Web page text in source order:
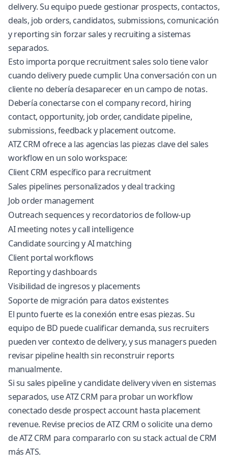
delivery. Su equipo puede gestionar prospects, contactos,
deals, job orders, candidatos, submissions, comunicación
y reporting sin forzar sales y recruiting a sistemas
separados.
Esto importa porque recruitment sales solo tiene valor
cuando delivery puede cumplir. Una conversación con un
cliente no debería desaparecer en un campo de notas.
Debería conectarse con el company record, hiring
contact, opportunity, job order, candidate pipeline,
submissions, feedback y placement outcome.
ATZ CRM ofrece a las agencias las piezas clave del sales
workflow en un solo workspace:
Client CRM específico para recruitment
Sales pipelines personalizados y deal tracking
Job order management
Outreach sequences y recordatorios de follow-up
AI meeting notes y call intelligence
Candidate sourcing y AI matching
Client portal workflows
Reporting y dashboards
Visibilidad de ingresos y placements
Soporte de migración para datos existentes
El punto fuerte es la conexión entre esas piezas. Su
equipo de BD puede cualificar demanda, sus recruiters
pueden ver contexto de delivery, y sus managers pueden
revisar pipeline health sin reconstruir reports
manualmente.
Si su sales pipeline y candidate delivery viven en sistemas
separados, use ATZ CRM para probar un workflow
conectado desde prospect account hasta placement
revenue. Revise precios de ATZ CRM osolicite una demo
de ATZ CRM para compararlo con su stack actual de CRM
más ATS.